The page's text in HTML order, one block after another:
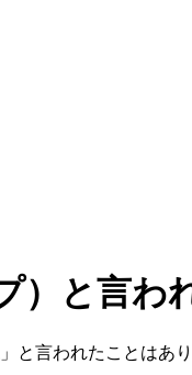
と言わ
と言われたことはあ